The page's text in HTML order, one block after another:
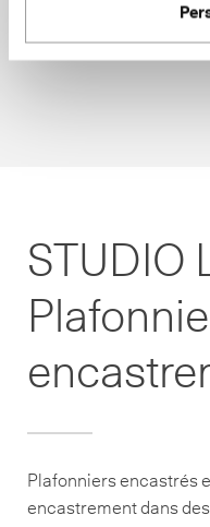
STUDIO
Plafonniers encastrés
encastrement dans